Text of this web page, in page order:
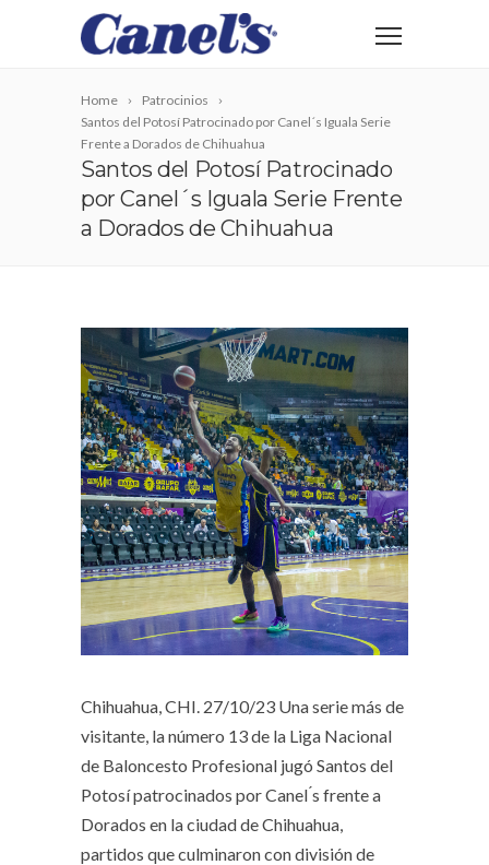
Home
Patrocinios
Santos del Potosí Patrocinado por Canel´s Iguala Serie
Frente a Dorados de Chihuahua
Santos del Potosí Patrocinado
por Canel´s Iguala Serie Frente
a Dorados de Chihuahua
Chihuahua, CHI. 27/10/23 Una serie más de
visitante, la número 13 de la Liga Nacional
de Baloncesto Profesional jugó Santos del
Potosí patrocinados por Canel ́s frente a
Dorados en la ciudad de Chihuahua,
partidos que culminaron con división de